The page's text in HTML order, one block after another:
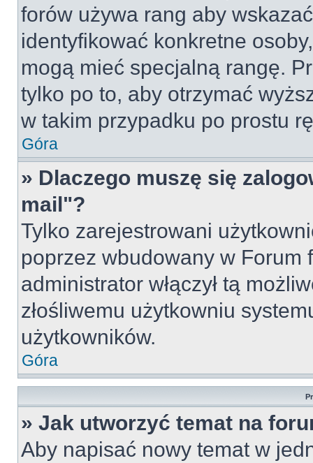
forów używa rang aby
identyfikować konkretne
mogą mieć specjalną rangę.
tylko po to, aby otrzymać
w takim przypadku po prostu
Góra
» Dlaczego muszę się
mail"?
Tylko zarejestrowani
poprzez wbudowany w Forum
administrator włączył tą
złośliwemu użytkowniu
użytkowników.
Góra
» Jak utworzyć temat na
Aby napisać nowy temat w